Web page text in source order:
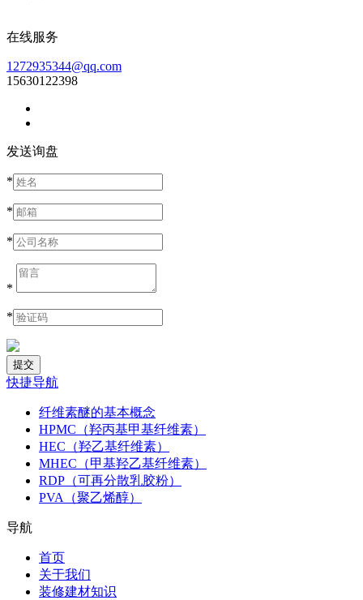
在线服务
1272935344@qq.com
15630122398
发送询盘
*
*
*
*
*
快捷导航
纤维素醚的基本概念
HPMC（羟丙基甲基纤维素）
HEC（羟乙基纤维素）
MHEC（甲基羟乙基纤维素）
RDP（可再分散乳胶粉）
PVA（聚乙烯醇）
导航
首页
关于我们
装修建材知识